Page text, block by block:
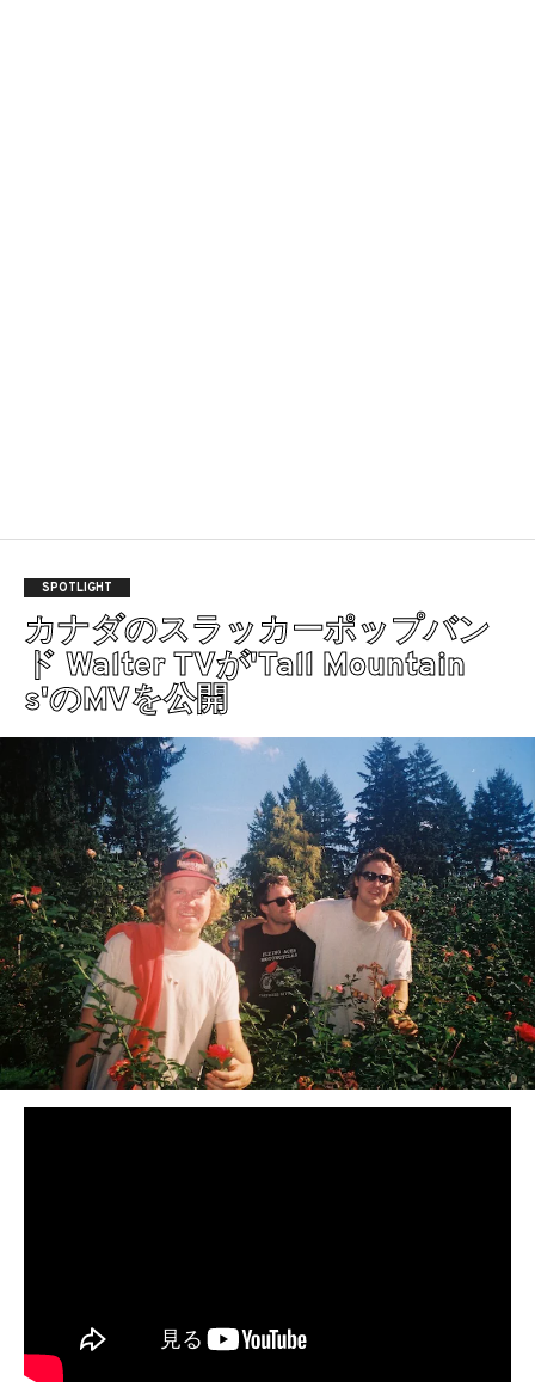
SPOTLIGHT
カナダのスラッカーポップバン
ド Walter TVが'Tall Mountain
s'のMVを公開